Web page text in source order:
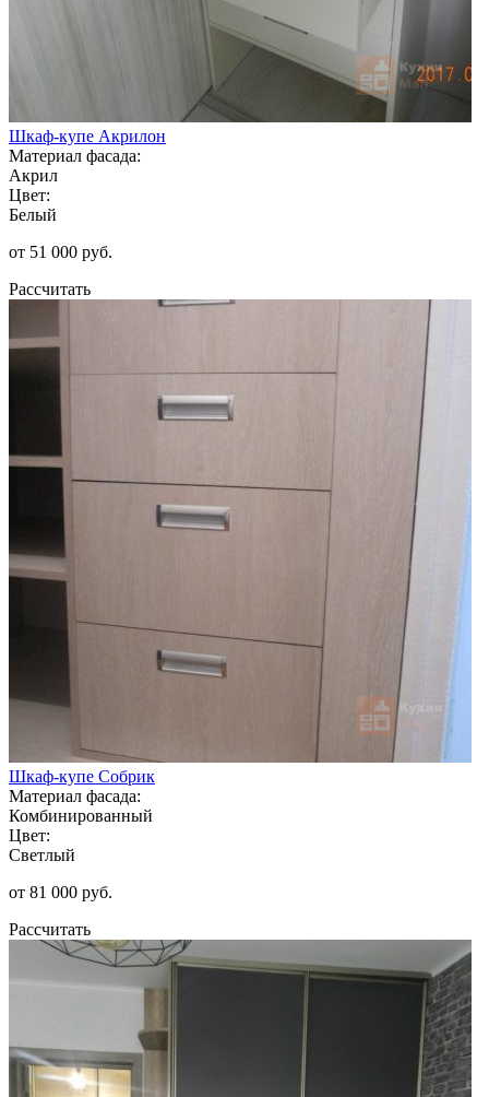
Шкаф-купе Акрилон
Материал фасада:
Акрил
Цвет:
Белый
от 51 000 руб.
Рассчитать
Шкаф-купе Собрик
Материал фасада:
Комбинированный
Цвет:
Светлый
от 81 000 руб.
Рассчитать